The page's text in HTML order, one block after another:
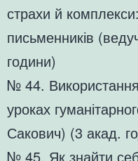
страхи й
письменників
години)
№ 44.
уроках
Сакович) (3 акад.
№ 45. Як знайти